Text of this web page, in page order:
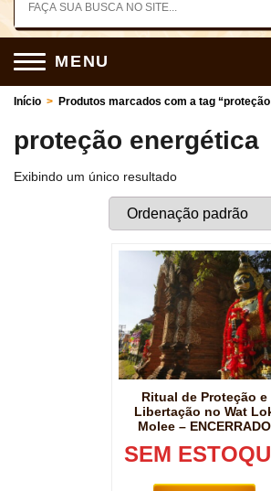
MENU
Início > Produtos marcados com a tag
proteção energética
Exibindo um único resultado
Ritual de Proteção e
Libertação no Wat
Molee – ENCERRADO
SEM